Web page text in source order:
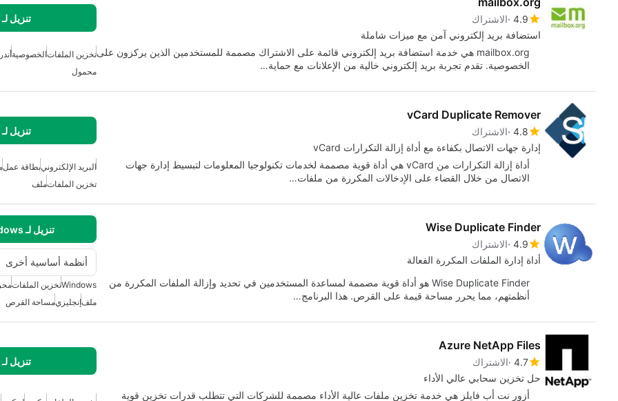
4.9 الاشتراك
استضافة بريد إلكتروني آمن مع ميزات شاملة
تنزيل لـ
mailbox.org هي خدمة استضافة بريد إلكتروني قائمة على الاشتراك مصممة للمستخدمين الذين يركزون على
الخصوصية. تقدم تجربة بريد إلكتروني خالية من الإعلانات مع حماية…
تخزين الملفاتالخصوصية
محمول
vCard Duplicate Remover
4.8 الاشتراك
إدارة جهات الاتصال بكفاءة مع أداة إزالة التكرارات vCard
تنزيل لـ
أداة إزالة التكرارات من vCard هي أداة قوية مصممة لخدمات تكنولوجيا المعلومات لتبسيط إدارة جهات
الاتصال من خلال القضاء على الإدخالات المكررة من ملفات…
البريد الإلكترونيبطاقة عمل
تخزين الملفاتملف
Wise Duplicate Finder
4.9 الاشتراك
أداة إدارة الملفات المكررة الفعالة
تنزيل لـ Windows
أنظمة أساسية أخرى
Wise Duplicate Finder هو أداة قوية مصممة لمساعدة المستخدمين في تحديد وإزالة الملفات المكررة من
أنظمتهم، مما يحرر مساحة قيمة على القرص. هذا البرنامج…
Windowsتخزين الملفات
ملفإنجليزيمساحة القرص
Azure NetApp Files
4.7 الاشتراك
حل تخزين سحابي عالي الأداء
تنزيل لـ
أزور نت أب فايلز هي خدمة تخزين ملفات عالية الأداء مصممة للشركات التي تتطلب قدرات تخزين قوية